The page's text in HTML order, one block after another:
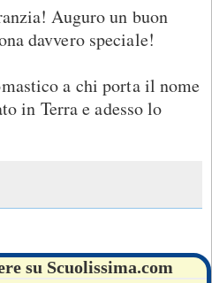
Auguro un buon
davvero speciale!
a chi porta il nome
in Terra e adesso lo
su Scuolissima.com